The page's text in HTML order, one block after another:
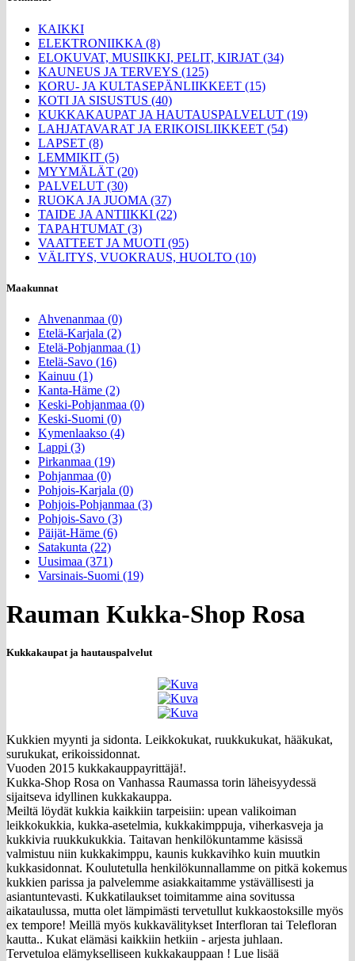
KAIKKI
ELEKTRONIIKKA (8)
ELOKUVAT, MUSIIKKI, PELIT, KIRJAT (34)
KAUNEUS JA TERVEYS (125)
KORU- JA KULTASEPÄNLIIKKEET (15)
KOTI JA SISUSTUS (40)
KUKKAKAUPAT JA HAUTAUSPALVELUT (19)
LAHJATAVARAT JA ERIKOISLIIKKEET (54)
LAPSET (8)
LEMMIKIT (5)
MYYMÄLÄT (20)
PALVELUT (30)
RUOKA JA JUOMA (37)
TAIDE JA ANTIIKKI (22)
TAPAHTUMAT (3)
VAATTEET JA MUOTI (95)
VÄLITYS, VUOKRAUS, HUOLTO (10)
Maakunnat
Ahvenanmaa (0)
Etelä-Karjala (2)
Etelä-Pohjanmaa (1)
Etelä-Savo (16)
Kainuu (1)
Kanta-Häme (2)
Keski-Pohjanmaa (0)
Keski-Suomi (0)
Kymenlaakso (4)
Lappi (3)
Pirkanmaa (19)
Pohjanmaa (0)
Pohjois-Karjala (0)
Pohjois-Pohjanmaa (3)
Pohjois-Savo (3)
Päijät-Häme (6)
Satakunta (22)
Uusimaa (371)
Varsinais-Suomi (19)
Rauman Kukka-Shop Rosa
Kukkakaupat ja hautauspalvelut
Kukkien myynti ja sidonta. Leikkokukat, ruukkukukat, hääkukat,
surukukat, erikoissidonnat.
Vuoden 2015 kukkakauppayrittäjä!.
Kukka-Shop Rosa on Vanhassa Raumassa torin läheisyydessä
sijaitseva idyllinen kukkakauppa.
Meiltä löydät kukkia kaikkiin tarpeisiin: upean valikoiman
leikkokukkia, kukka-asetelmia, kukkakimppuja, viherkasveja ja
kukkivia ruukkukukkia. Taitavan henkilökuntamme käsissä
valmistuu niin kukkakimppu, kaunis kukkavihko kuin muutkin
kukkasidonnat. Koulutetulla henkilökunnallamme on pitkä kokemus
kukkien parissa ja palvelemme asiakkaitamme ystävällisesti ja
asiantuntevasti. Kukkatilaukset toimitamme aina sovitussa
aikataulussa, mutta olet lämpimästi tervetullut kukkaostoksille myös
ex tempore! Meillä myös kukkavälitykset Interfloran tai Telefloran
kautta.. Kukat elämäsi kaikkiin hetkiin - arjesta juhlaan.
Tervetuloa elämykselliseen kukkakauppaan ! Lue lisää